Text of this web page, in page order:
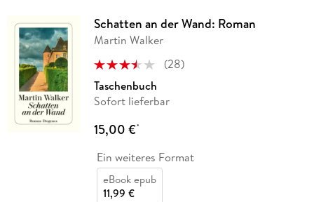
Schatten an der Wand: Roman
Martin Walker
(28)
Taschenbuch
Sofort lieferbar
15,00 €*
Ein weiteres Format
eBook epub
11,99 €